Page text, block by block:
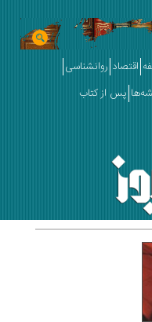
اقتصاد روانشناسی
پس از کتاب